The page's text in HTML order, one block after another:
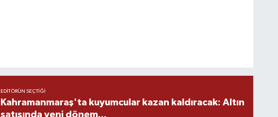
EDITÖRÜN SEÇTIĞI
Kahramanmaraş'ta kuyumcular kazan kaldıracak: Altın
satışında yeni dönem...